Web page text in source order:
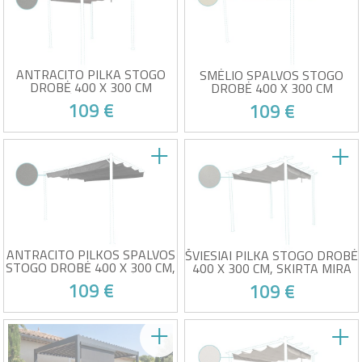
180g/m²
Spalvos atsparumas ES 5
spindulių
Lengvas montavimas su
ANTRACITO PILKA STOGO
DROBĖ 400 X 300 CM
PAVĖSINEI MIRA
109 €
Pergolos pavėsinės stogo
Plotis 4 m Gylis: 3 m
Medžiaga: poliesteris
180g/m²Savo sėkmės auka!
SMĖLIO SPALVOS STOGO
DROBĖ 400 X 300 CM
PAVĖSINEI NOOSA
109 €
NOOSA Pergola stogo drobė
Plotis 4 m Gylis: 3 m
Medžiaga: poliesteris
180g/m²
Smėlio spalvos
EU 5 klasės atsparumas
Savo sėkmės auka!
ANTRACITO PILKOS SPALVOS
STOGO DROBĖ 400 X 300 CM,
SKIRTA NOOSA PAVĖSINEI
109 €
NOOSA Pergola stogo drobė
Plotis 4 m Gylis: 3 m
Medžiaga: poliesteris
180g/m²
ŠVIESIAI PILKA STOGO DROBĖ
400 X 300 CM, SKIRTA MIRA
PAVĖSINEI
109 €
Pergolos pavėsinės stogo
Plotis 4 m Gylis: 3 m
Medžiaga: poliesteris